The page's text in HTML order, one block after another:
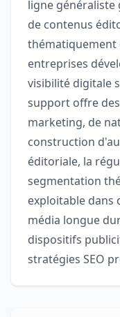
ligne
de contenus
thématiquement
entreprises
visibilité digitale
support offre
marketing, de
construction
éditoriale, la
segmentation
exploitable dans
média longue
dispositifs
stratégies SEO